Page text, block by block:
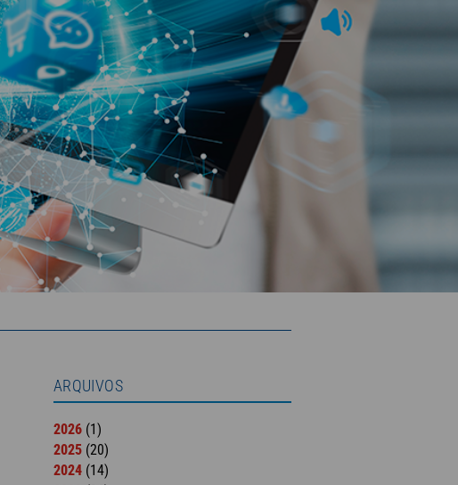
ARQUIVOS
2026 (1)
2025 (20)
2024 (14)